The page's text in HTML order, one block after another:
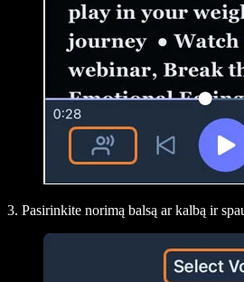
3. Pasirinkite norimą balsą ar kalbą ir